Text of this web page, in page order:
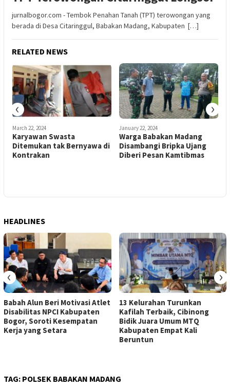
jurnalbogor.com - Tembok Penahan Tanah (TPT) terowongan yang
berada di Desa Citaringgul, Babakan Madang, Kabupaten […]
RELATED NEWS
March 22, 2024
Karyawan Swasta
Ditemukan tak Bernyawa di
Kontrakan
January 22, 2024
Warga Babakan Madang
Disambangi Bripka Ujang
Diberi Pesan Kamtibmas
‹ ›
HEADLINES
Babah Alun Beri Motivasi Atlet
Disabilitas NPCI Kabupaten
Bogor, Soroti Kesempatan
Kerja yang Setara
13 Kelurahan Turunkan
Kafilah Terbaik, Cibinong
Bidik Juara Umum MTQ
Kabupaten Empat Kali
Beruntun
‹ ›
TAG: POLSEK BABAKAN MADANG